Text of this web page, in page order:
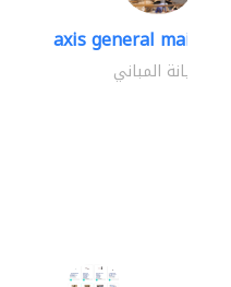
axis general
صيانة المباني